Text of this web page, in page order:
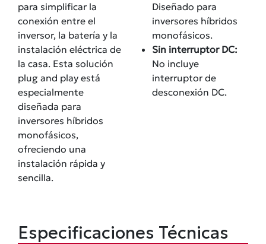
para simplificar la
conexión entre el
inversor, la batería y la
instalación eléctrica de
la casa. Esta solución
plug and play está
especialmente
diseñada para
inversores híbridos
monofásicos,
ofreciendo una
instalación rápida y
sencilla.
Diseñado para
inversores híbridos
monofásicos.
Sin interruptor DC:
No incluye
interruptor de
desconexión DC.
Especificaciones Técnicas